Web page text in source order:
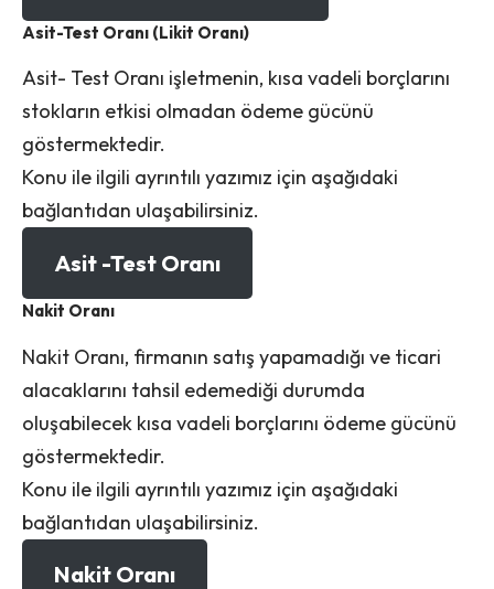
Asit-Test Oranı (Likit Oranı)
Asit- Test Oranı işletmenin, kısa vadeli borçlarını
stokların etkisi olmadan ödeme gücünü
göstermektedir.
Konu ile ilgili ayrıntılı yazımız için aşağıdaki
bağlantıdan ulaşabilirsiniz.
Asit -Test Oranı
Nakit Oranı
Nakit Oranı, firmanın satış yapamadığı ve ticari
alacaklarını tahsil edemediği durumda
oluşabilecek kısa vadeli borçlarını ödeme gücünü
göstermektedir.
Konu ile ilgili ayrıntılı yazımız için aşağıdaki
bağlantıdan ulaşabilirsiniz.
Nakit Oranı